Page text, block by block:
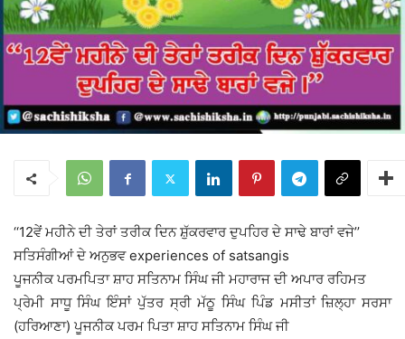
‘‘12ਵੇਂ ਮਹੀਨੇ ਦੀ ਤੇਰਾਂ ਤਰੀਕ ਦਿਨ ਸ਼ੁੱਕਰਵਾਰ ਦੁਪਹਿਰ ਦੇ ਸਾਢੇ ਬਾਰਾਂ ਵਜੇ’’
ਸਤਿਸੰਗੀਆਂ ਦੇ ਅਨੁਭਵ experiences of satsangis
ਪੂਜਨੀਕ ਪਰਮਪਿਤਾ ਸ਼ਾਹ ਸਤਿਨਾਮ ਸਿੰਘ ਜੀ ਮਹਾਰਾਜ ਦੀ ਅਪਾਰ ਰਹਿਮਤ
ਪ੍ਰੇਮੀ ਸਾਧੂ ਸਿੰਘ ਇੰਸਾਂ ਪੁੱਤਰ ਸ੍ਰੀ ਮੱਠੂ ਸਿੰਘ ਪਿੰਡ ਮਸੀਤਾਂ ਜ਼ਿਲ੍ਹਾ ਸਰਸਾ
(ਹਰਿਆਣਾ) ਪੂਜਨੀਕ ਪਰਮ ਪਿਤਾ ਸ਼ਾਹ ਸਤਿਨਾਮ ਸਿੰਘ ਜੀ